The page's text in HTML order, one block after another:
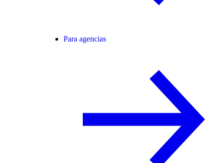
Para agencias